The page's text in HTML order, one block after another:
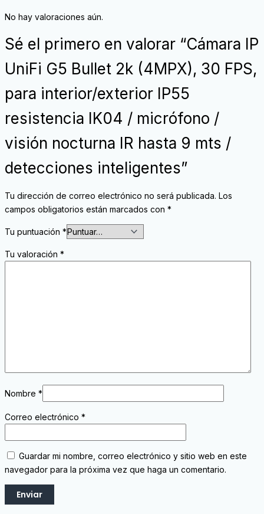
No hay valoraciones aún.
Sé el primero en valorar “Cámara IP
UniFi G5 Bullet 2k (4MPX), 30 FPS,
para interior/exterior IP55
resistencia IK04 / micrófono /
visión nocturna IR hasta 9 mts /
detecciones inteligentes”
Tu dirección de correo electrónico no será publicada. Los
campos obligatorios están marcados con *
Tu puntuación *
Tu valoración *
Nombre *
Correo electrónico *
Guardar mi nombre, correo electrónico y sitio web en este
navegador para la próxima vez que haga un comentario.